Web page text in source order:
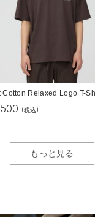
Cotton Relaxed Logo T-
(税込)
もっと見る